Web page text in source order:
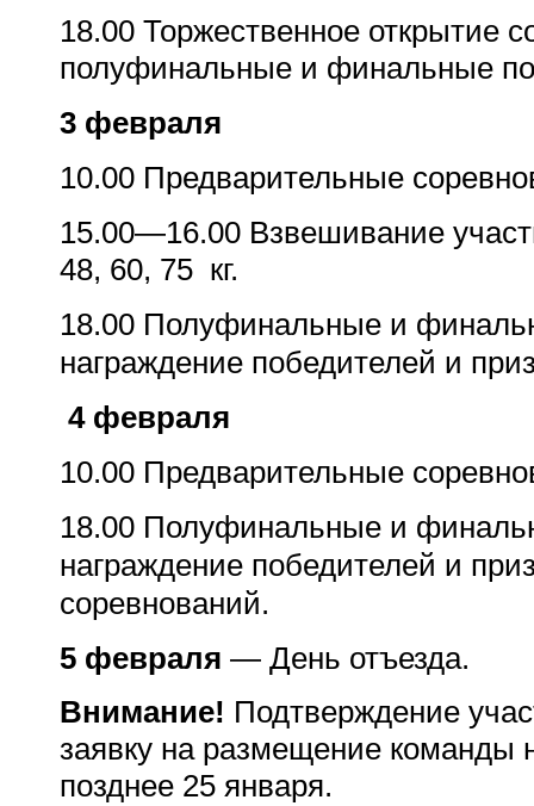
18.00 Торжественное открытие
полуфинальные и финальные
3 февраля
10.00 Предварительные
15.00—16.00 Взвешивание
48, 60, 75 кг.
18.00 Полуфинальные и
награждение победителей и
4 февраля
10.00 Предварительные
18.00 Полуфинальные и
награждение победителей и
соревнований.
5 февраля — День отъезда.
Внимание! Подтверждение
заявку на размещение команды
позднее 25 января.